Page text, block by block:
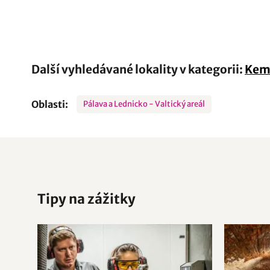
Další vyhledávané lokality v kategorii:
Oblasti: Pálava a Lednicko - Valtický areál
Tipy na zážitky